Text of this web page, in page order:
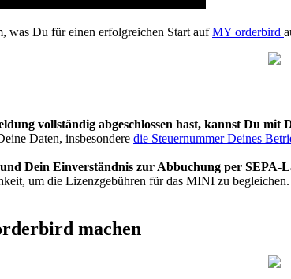
, was Du für einen erfolgreichen Start auf MY orderbird
vollständig abgeschlossen hast, kannst Du mit
Daten, insbesondere die Steuernummer Deines
und Dein Einverständnis zur Abbuchung per SEPA-
, um die Lizenzgebühren für das MINI zu begleichen.
machen